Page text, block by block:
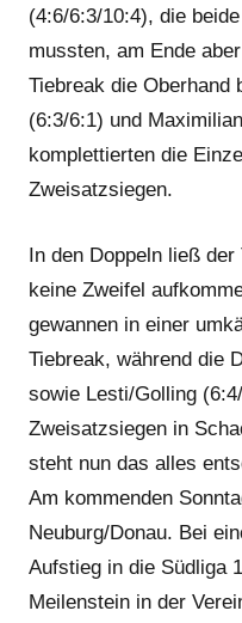
(4:6/6:3/10:4), die
mussten, am Ende
Tiebreak die Oberhand
(6:3/6:1) und
komplettierten die
Zweisatzsiegen.
In den Doppeln ließ
keine Zweifel
gewannen in einer
Tiebreak, während die
sowie Lesti/Golling
Zweisatzsiegen in
steht nun das alles
Am kommenden
Neuburg/Donau. Bei
Aufstieg in die Südliga
Meilenstein in der